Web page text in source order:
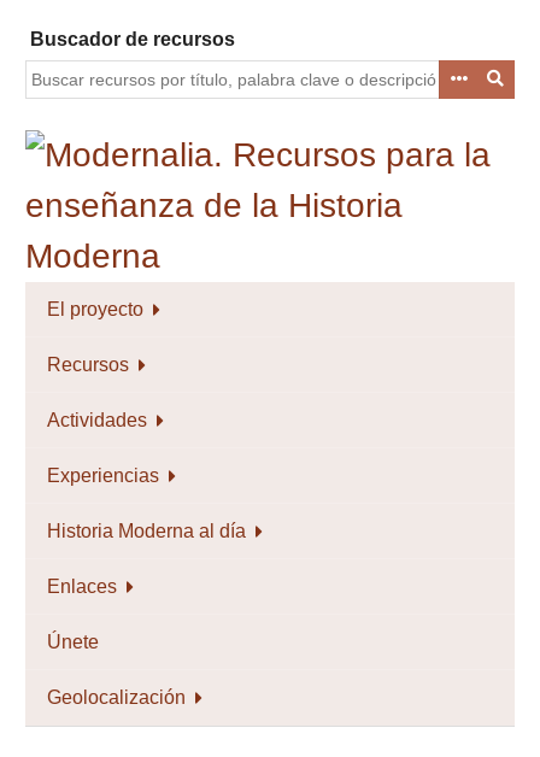
contenido
principal
Buscador de recursos
El proyecto
Recursos
Actividades
Experiencias
Historia Moderna al día
Enlaces
Únete
Geolocalización